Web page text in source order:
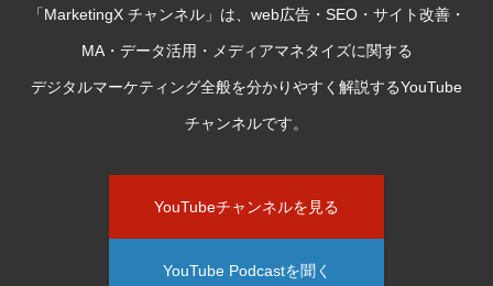
「MarketingX チャンネル」は、web広告・SEO・サイト改善・
MA・データ活用・メディアマネタイズに関する
デジタルマーケティング全般を分かりやすく解説するYouTube
チャンネルです。
YouTubeチャンネルを見る
YouTube Podcastを聞く